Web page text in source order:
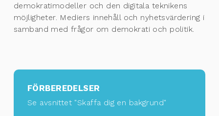
demokratimodeller och den digitala teknikens
möjligheter. Mediers innehåll och nyhetsvärdering i
samband med frågor om demokrati och politik.
FÖRBEREDELSER
Se avsnittet "Skaffa dig en bakgrund"